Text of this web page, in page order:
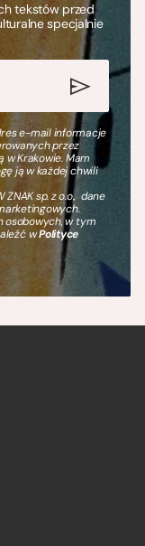
tekstów przed
specjalnie
e-mail informacje
przez
w Krakowie. Mam
ją w każdej chwili
sp. z o.o., dane
osobowych, w tym
wPolityce